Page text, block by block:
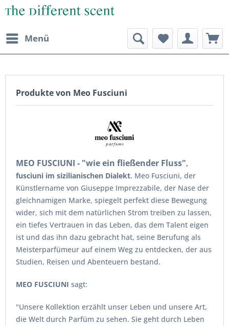
Menü
Produkte von Meo Fusciuni
MEO FUSCIUNI - "wie ein fließender Fluss",
fusciuni im sizilianischen Dialekt. Meo Fusciuni, der
Künstlername von Giuseppe Imprezzabile, der Nase der
gleichnamigen Marke, spiegelt perfekt diese Bewegung
wider, sich mit dem natürlichen Strom treiben zu lassen,
ein tiefes Vertrauen in das Leben, das dem Talent eigen
ist und das ihn dazu gebracht hat, seine Berufung als
Meisterparfümeur auf einem Weg zu entdecken, der aus
Studien, Reisen und Abenteuern bestand.
MEO FUSCIUNI sagt:
"Unsere Kollektion erzählt unser Leben und unsere Art,
die Welt durch Parfüm zu sehen. Sie geht durch Leben